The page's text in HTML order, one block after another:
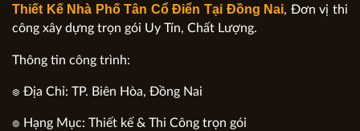
Thiết Kế Nhà Phố Tân Cổ Điển Tại Đồng Nai, Đơn vị thi
công xây dựng trọn gói Uy Tín, Chất Lượng.
Thông tin công trình:
๏ Địa Chỉ: TP. Biên Hòa, Đồng Nai
๏ Hạng Mục: Thiết kế & Thi Công trọn gói